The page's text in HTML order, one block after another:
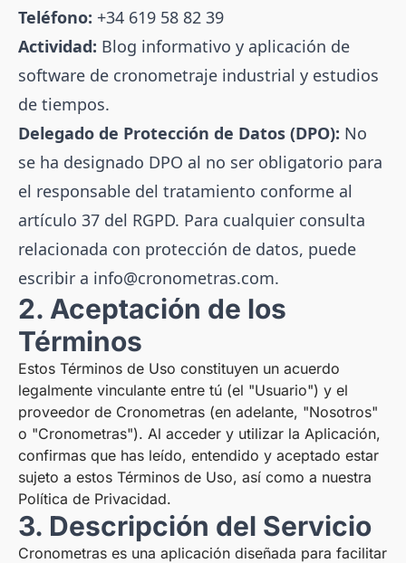
Teléfono: +34 619 58 82 39
Actividad: Blog informativo y aplicación de
software de cronometraje industrial y estudios
de tiempos.
Delegado de Protección de Datos (DPO): No
se ha designado DPO al no ser obligatorio para
el responsable del tratamiento conforme al
artículo 37 del RGPD. Para cualquier consulta
relacionada con protección de datos, puede
escribir a info@cronometras.com.
2. Aceptación de los
Términos
Estos Términos de Uso constituyen un acuerdo
legalmente vinculante entre tú (el "Usuario") y el
proveedor de Cronometras (en adelante, "Nosotros"
o "Cronometras"). Al acceder y utilizar la Aplicación,
confirmas que has leído, entendido y aceptado estar
sujeto a estos Términos de Uso, así como a nuestra
Política de Privacidad.
3. Descripción del Servicio
Cronometras es una aplicación diseñada para facilitar